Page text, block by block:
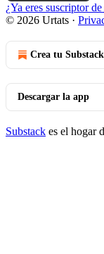
¿Ya eres suscriptor
© 2026 Urtats ·
Crea tu Substack
Descargar la app
Substack es el hogar